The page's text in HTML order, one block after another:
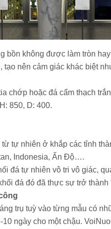
bồn không được làm tròn
tạo nên cảm giác khác biệt
chớp hoặc đá cẩm thạch
850, D: 400.
tự nhiên ở khắp các tỉnh
Indonesia, Ấn Độ….
đá tự nhiên vô tri vô giác,
đá đó đã thực sự trở thành
trụ tuỳ vào từng mẫu có
ngày cho một chậu.